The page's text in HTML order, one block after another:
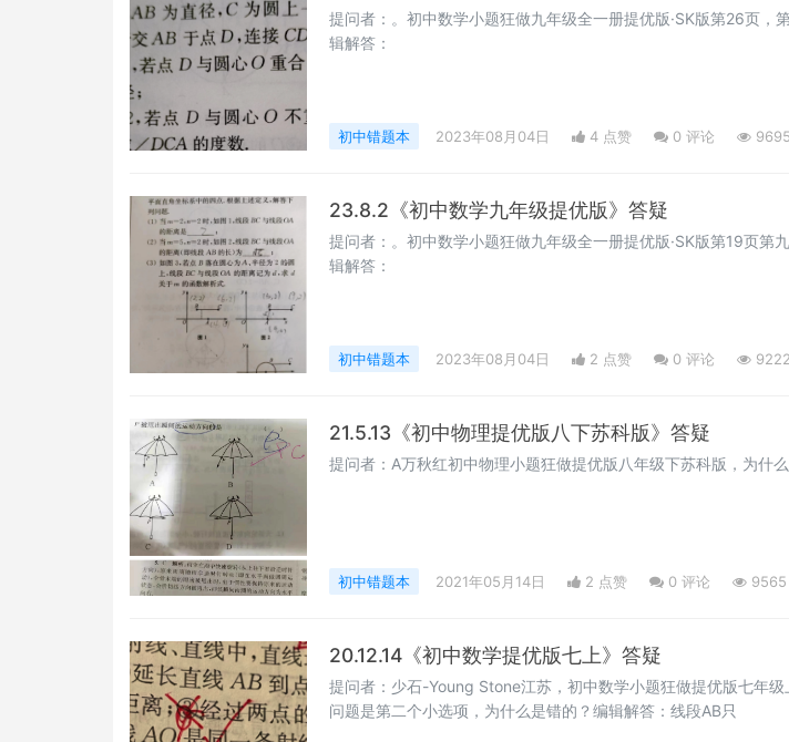
提问者：。初中数学小题狂做九年级全一册提优版·SK版第26页，
辑解答：
初中错题本 2023年08月04日 4 点赞 0 评论
23.8.2《初中数学九年级提优版》答疑
提问者：。初中数学小题狂做九年级全一册提优版·SK版第19页第
辑解答：
初中错题本 2023年08月04日 2 点赞 0 评论
21.5.13《初中物理提优版八下苏科版》答疑
提问者：A万秋红初中物理小题狂做提优版八年级下苏科版，为什
初中错题本 2021年05月14日 2 点赞 0 评论
20.12.14《初中数学提优版七上》答疑
提问者：少石-Young Stone江苏，初中数学小题狂做提优版七年级
问题是第二个小选项，为什么是错的？编辑解答：线段AB只